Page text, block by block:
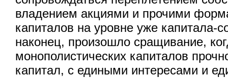
владением акциями и прочими
капиталов на уровне уже капитала-
наконец, произошло сращивание,
монополистических капиталов
капитал, с едиными интересами и